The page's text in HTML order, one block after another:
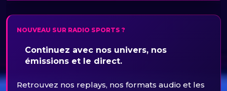
NOUVEAU SUR RADIO SPORTS ?
Continuez avec nos univers, nos
émissions et le direct.
Retrouvez nos replays, nos formats audio et les